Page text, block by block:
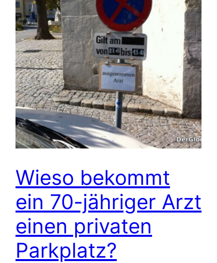
Wieso bekommt
ein 70-jähriger Arzt
einen privaten
Parkplatz?